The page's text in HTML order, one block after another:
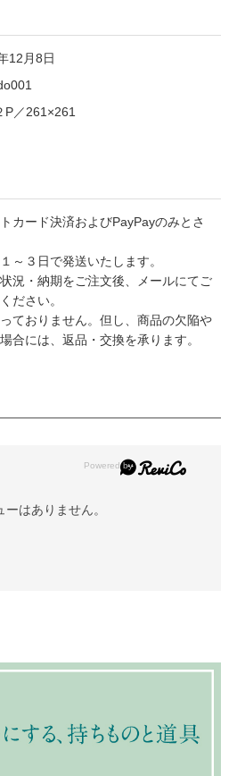
12月8日
P／261×261
カード決済およびPayPayのみとさ
～３日で発送いたします。
況・納期をご注文後、メールにてご
ださい。
ておりません。但し、商品の欠陥や
合には、返品・交換を承ります。
ーはありません。